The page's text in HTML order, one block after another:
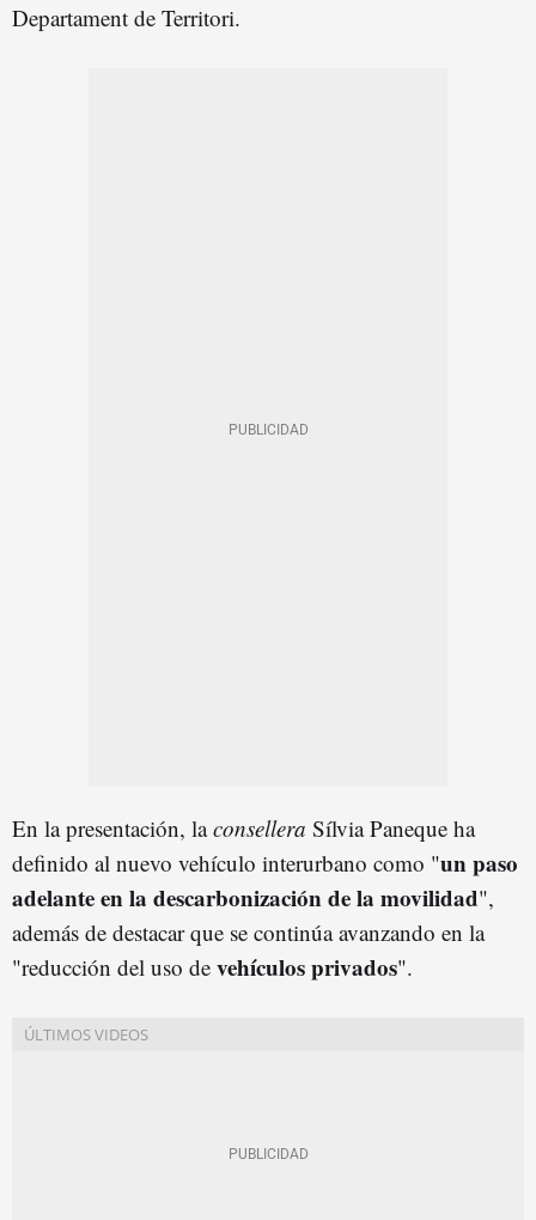
Departament de Territori.
En la presentación, laconsellera Sílvia Paneque ha
definido al nuevo vehículo interurbano como "un paso
adelante en la descarbonización de la movilidad",
además de destacar que se continúa avanzando en la
"reducción del uso de vehículos privados".